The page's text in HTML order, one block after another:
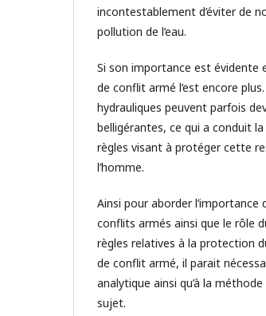
incontestablement d’éviter de
pollution de l’eau.
Si son importance est évidente
de conflit armé l’est encore
hydrauliques peuvent parfois
belligérantes, ce qui a conduit
règles visant à protéger cette
l’homme.
Ainsi pour aborder l’importance
conflits armés ainsi que le rôle
règles relatives à la protection
de conflit armé, il parait
analytique ainsi qu’à la
sujet.